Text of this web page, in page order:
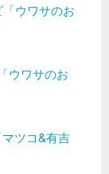
ウワサのお
ウワサのお
ツコ&有吉